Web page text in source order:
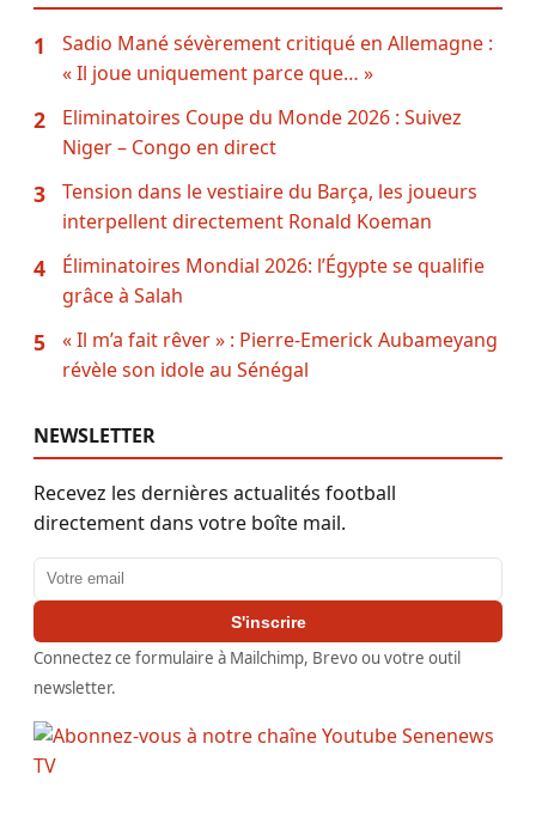
1
Sadio Mané sévèrement critiqué en Allemagne :
« Il joue uniquement parce que… »
2
Eliminatoires Coupe du Monde 2026 : Suivez
Niger – Congo en direct
3
Tension dans le vestiaire du Barça, les joueurs
interpellent directement Ronald Koeman
4
Éliminatoires Mondial 2026: l’Égypte se qualifie
grâce à Salah
5
« Il m’a fait rêver » : Pierre-Emerick Aubameyang
révèle son idole au Sénégal
NEWSLETTER
Recevez les dernières actualités football
directement dans votre boîte mail.
Adresse email
S'inscrire
Connectez ce formulaire à Mailchimp, Brevo ou votre outil
newsletter.